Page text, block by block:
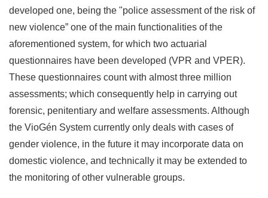
developed one, being the "police assessment of the risk of
new violence” one of the main functionalities of the
aforementioned system, for which two actuarial
questionnaires have been developed (VPR and VPER).
These questionnaires count with almost three million
assessments; which consequently help in carrying out
forensic, penitentiary and welfare assessments. Although
the VioGén System currently only deals with cases of
gender violence, in the future it may incorporate data on
domestic violence, and technically it may be extended to
the monitoring of other vulnerable groups.